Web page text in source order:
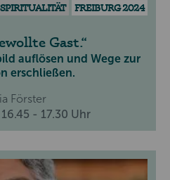
SPIRITUALITÄT FREIBURG 2024
Gast.
auflösen und Wege zur
erschließen.
Förster
| 16.45 - 17.30 Uhr